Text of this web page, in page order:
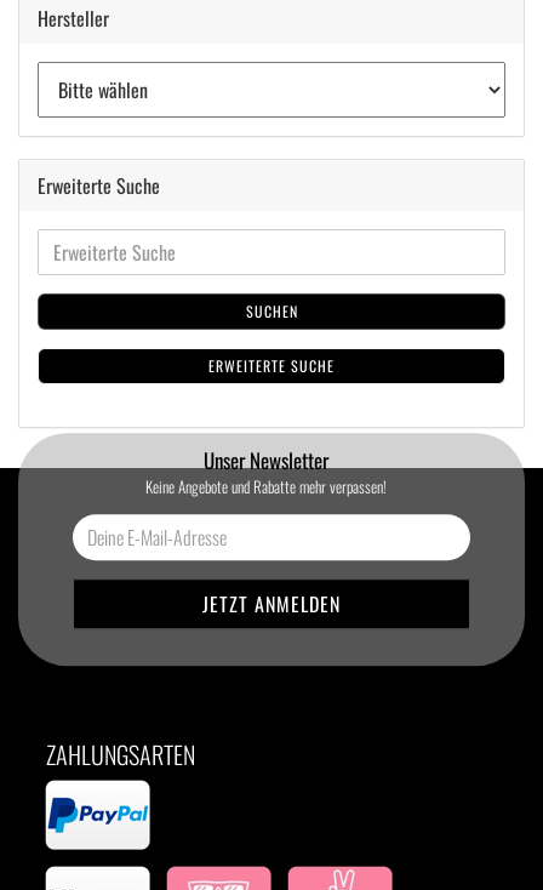
Hersteller
Erweiterte Suche
SUCHEN
ERWEITERTE SUCHE
Unser Newsletter
Keine Angebote und Rabatte mehr verpassen!
ZAHLUNGSARTEN